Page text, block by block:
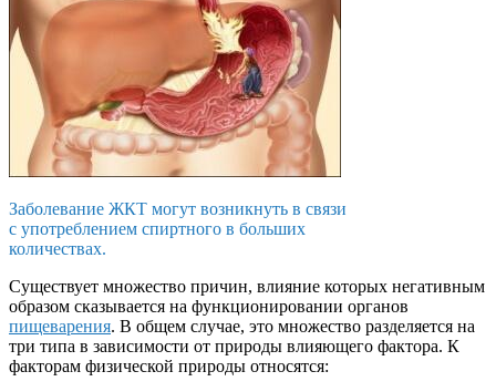
Заболевание ЖКТ могут возникнуть в связи
с употреблением спиртного в больших
количествах.
Существует множество причин, влияние которых негативным
образом сказывается на функционировании органов
пищеварения. В общем случае, это множество разделяется на
три типа в зависимости от природы влияющего фактора. К
факторам физической природы относятся: